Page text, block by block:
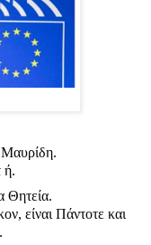
ή.
Θητεία.
είναι Πάντοτε και